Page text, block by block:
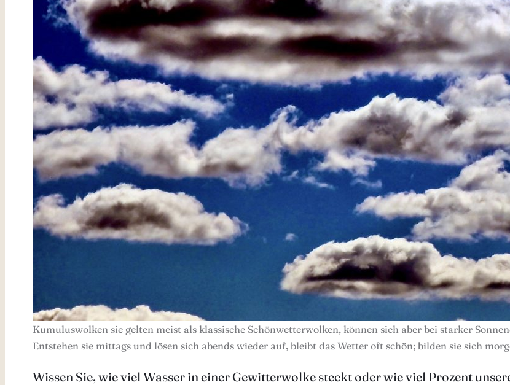
Kumuluswolken sie gelten meist als klassische Schönwetterwolken, können sich aber bei starker
Entstehen sie mittags und lösen sich abends wieder auf, bleibt das Wetter oft schön; bilden sie sich
Wissen Sie, wie viel Wasser in einer Gewitterwolke steckt oder wie viel Prozent